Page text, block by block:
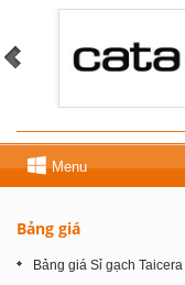
Menu
Bảng giá
Bảng giá Sỉ gạch Taicera